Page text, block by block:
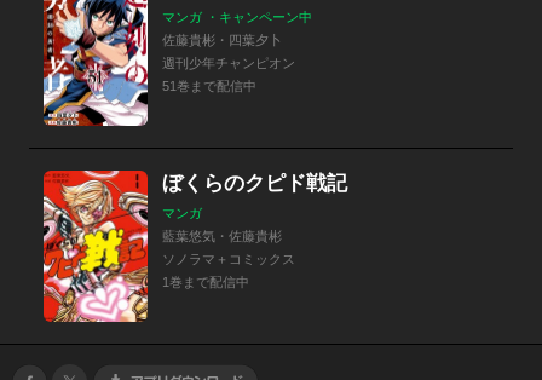
マンガ ・キャンペーン中
佐藤貴彬・四葉夕卜
週刊少年チャンピオン
51巻まで配信中
ぼくらのクピド戦記
マンガ
藍葉悠気・佐藤貴彬
ソノラマ＋コミックス
1巻まで配信中